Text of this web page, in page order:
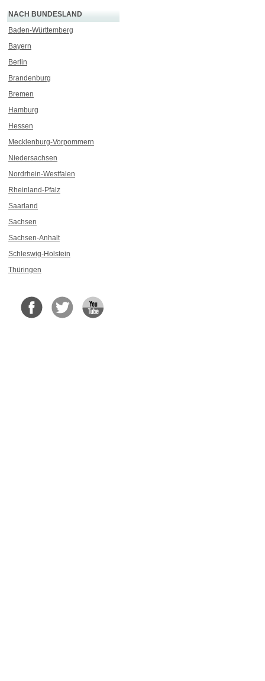
NACH BUNDESLAND
Baden-Württemberg
Bayern
Berlin
Brandenburg
Bremen
Hamburg
Hessen
Mecklenburg-Vorpommern
Niedersachsen
Nordrhein-Westfalen
Rheinland-Pfalz
Saarland
Sachsen
Sachsen-Anhalt
Schleswig-Holstein
Thüringen